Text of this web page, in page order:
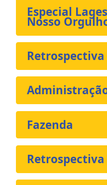
Especial
Nosso
Fazenda
Retrospectiva